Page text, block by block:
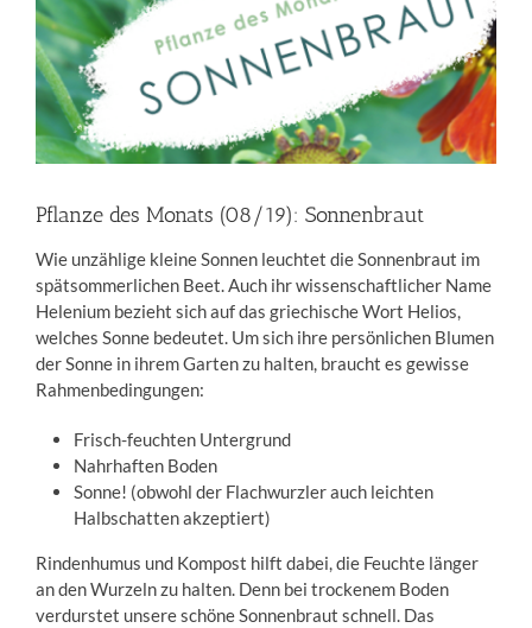
Pflanze des Monats (08/19): Sonnenbraut
Wie unzählige kleine Sonnen leuchtet die Sonnenbraut im
spätsommerlichen Beet. Auch ihr wissenschaftlicher Name
Helenium bezieht sich auf das griechische Wort Helios,
welches Sonne bedeutet. Um sich ihre persönlichen Blumen
der Sonne in ihrem Garten zu halten, braucht es gewisse
Rahmenbedingungen:
Frisch-feuchten Untergrund
Nahrhaften Boden
Sonne! (obwohl der Flachwurzler auch leichten
Halbschatten akzeptiert)
Rindenhumus und Kompost hilft dabei, die Feuchte länger
an den Wurzeln zu halten. Denn bei trockenem Boden
verdurstet unsere schöne Sonnenbraut schnell. Das